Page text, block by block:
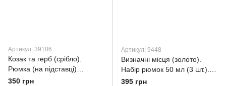
Артикул: 39106
Козак та герб (срібло).
Рюмка (на підставці)
48х58мм. Металева
350 грн
Артикул: 9448
Визначні місця (золото).
Набір рюмок 50 мл (3 шт.).
Високі
395 грн